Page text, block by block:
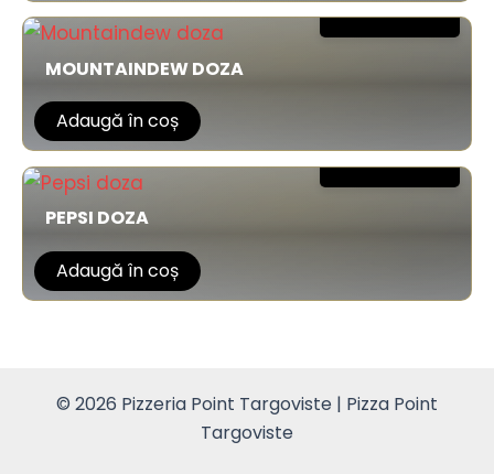
MOUNTAINDEW DOZA
Adaugă în coș
PEPSI DOZA
Adaugă în coș
© 2026 Pizzeria Point Targoviste | Pizza Point
Targoviste